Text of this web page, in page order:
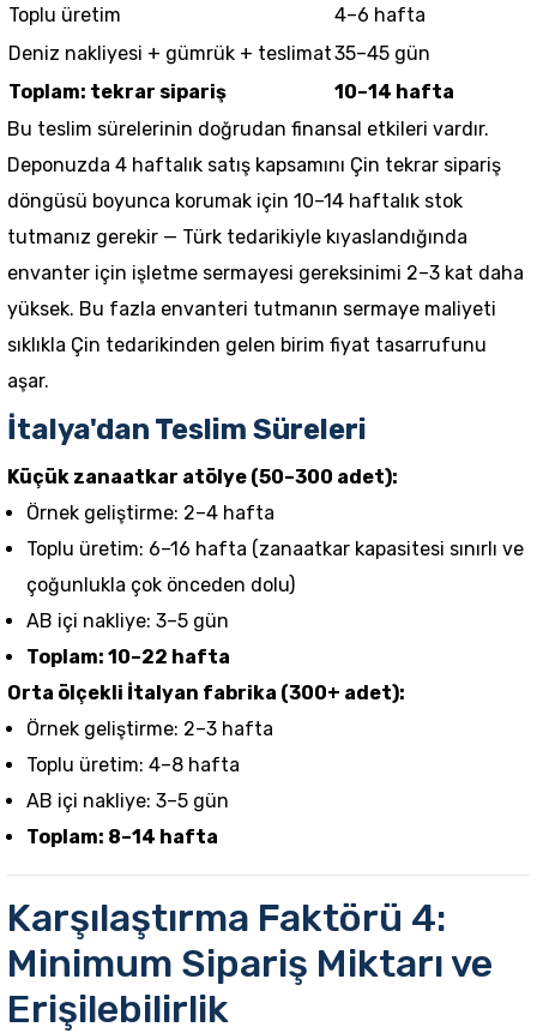
Toplu üretim
4–6 hafta
Deniz nakliyesi + gümrük + teslimat35–45 gün
Toplam: tekrar sipariş
10–14 hafta
Bu teslim sürelerinin doğrudan finansal etkileri vardır.
Deponuzda 4 haftalık satış kapsamını Çin tekrar sipariş
döngüsü boyunca korumak için 10–14 haftalık stok
tutmanız gerekir — Türk tedarikiyle kıyaslandığında
envanter için işletme sermayesi gereksinimi 2–3 kat daha
yüksek. Bu fazla envanteri tutmanın sermaye maliyeti
sıklıkla Çin tedarikinden gelen birim fiyat tasarrufunu
aşar.
İtalya'dan Teslim Süreleri
Küçük zanaatkar atölye (50–300 adet):
Örnek geliştirme: 2–4 hafta
Toplu üretim: 6–16 hafta (zanaatkar kapasitesi sınırlı ve
çoğunlukla çok önceden dolu)
AB içi nakliye: 3–5 gün
Toplam: 10–22 hafta
Orta ölçekli İtalyan fabrika (300+ adet):
Örnek geliştirme: 2–3 hafta
Toplu üretim: 4–8 hafta
AB içi nakliye: 3–5 gün
Toplam: 8–14 hafta
Karşılaştırma Faktörü 4:
Minimum Sipariş Miktarı ve
Erişilebilirlik